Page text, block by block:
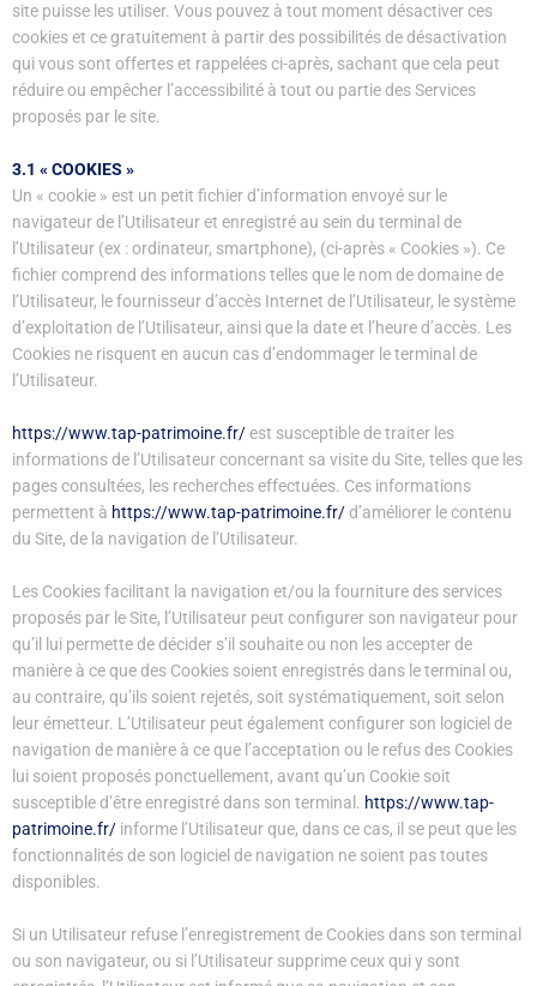
site puisse les utiliser. Vous pouvez à tout moment désactiver ces
cookies et ce gratuitement à partir des possibilités de désactivation
qui vous sont offertes et rappelées ci-après, sachant que cela peut
réduire ou empêcher l’accessibilité à tout ou partie des Services
proposés par le site.
3.1 « COOKIES »
Un « cookie » est un petit fichier d’information envoyé sur le
navigateur de l’Utilisateur et enregistré au sein du terminal de
l’Utilisateur (ex : ordinateur, smartphone), (ci-après « Cookies »). Ce
fichier comprend des informations telles que le nom de domaine de
l’Utilisateur, le fournisseur d’accès Internet de l’Utilisateur, le système
d’exploitation de l’Utilisateur, ainsi que la date et l’heure d’accès. Les
Cookies ne risquent en aucun cas d’endommager le terminal de
l’Utilisateur.
https://www.tap-patrimoine.fr/est susceptible de traiter les
informations de l’Utilisateur concernant sa visite du Site, telles que les
pages consultées, les recherches effectuées. Ces informations
permettent à https://www.tap-patrimoine.fr/d’améliorer le contenu
du Site, de la navigation de l’Utilisateur.
Les Cookies facilitant la navigation et/ou la fourniture des services
proposés par le Site, l’Utilisateur peut configurer son navigateur pour
qu’il lui permette de décider s’il souhaite ou non les accepter de
manière à ce que des Cookies soient enregistrés dans le terminal ou,
au contraire, qu’ils soient rejetés, soit systématiquement, soit selon
leur émetteur. L’Utilisateur peut également configurer son logiciel de
navigation de manière à ce que l’acceptation ou le refus des Cookies
lui soient proposés ponctuellement, avant qu’un Cookie soit
susceptible d’être enregistré dans son terminal. https://www.tap-
patrimoine.fr/ informe l’Utilisateur que, dans ce cas, il se peut que les
fonctionnalités de son logiciel de navigation ne soient pas toutes
disponibles.
Si un Utilisateur refuse l’enregistrement de Cookies dans son terminal
ou son navigateur, ou si l’Utilisateur supprime ceux qui y sont